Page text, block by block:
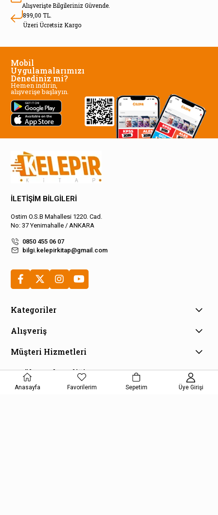
Alışverişte Bilgileriniz Güvende.
899,00 TL.
Üzeri Ücretsiz Kargo
Mobil
Uygulamalarımızı
Denediniz mi?
Hemen indirin,
alışverişe başlayın.
İLETİŞİM BİLGİLERİ
Ostim O.S.B Mahallesi 1220. Cad.
No: 37 Yenimahalle / ANKARA
0850 455 06 07
bilgi.kelepirkitap@gmail.com
Kategoriler
Alışveriş
Müşteri Hizmetleri
E-Bülten Aboneliği
Kampanya ve fırsatlardan haberdar olmak için e-bültenimize
kayıt olun!
Anasayfa Favorilerim Sepetim Üye Girişi